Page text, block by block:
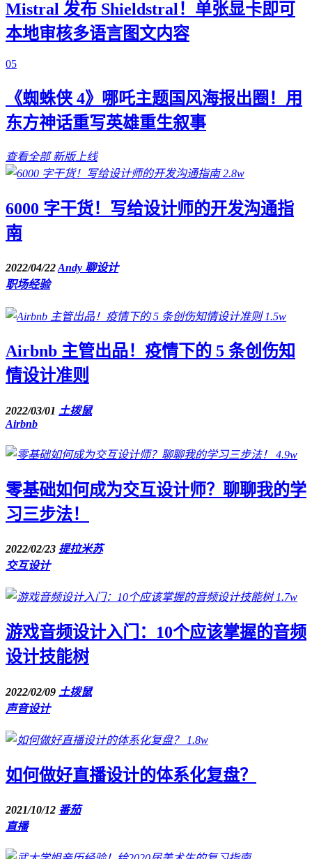
Mistral 发布 Shieldstral！单张显卡即可
本地审核多语言图文内容
05
《蜘蛛侠 4》哪吒主题国风海报出圈！用
东方神话重写英雄重生叙事
查看全部 新版上线
2.8w
6000 字干货！写给设计师的开发沟通指
南
2022/04/22Andy 聊设计
职场经验
1.5w
Airbnb 主管出品！疫情下的 5 条创伤知
情设计准则
2022/03/01 土拨鼠
Airbnb
4.9w
零基础如何成为交互设计师？聊聊我的学
习三步法！
2022/02/23 提拉米苏
交互设计
1.7w
游戏音频设计入门：10个应该掌握的音频
设计技能树
2022/02/09 土拨鼠
声音设计
1.8w
如何做好直播设计的体系化复盘？
2021/10/12 番茄
直播